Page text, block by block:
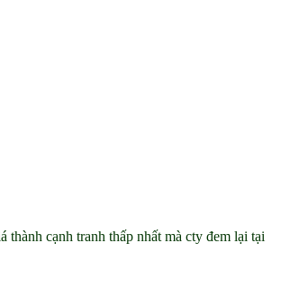
cạnh tranh thấp nhất mà cty đem lại tại